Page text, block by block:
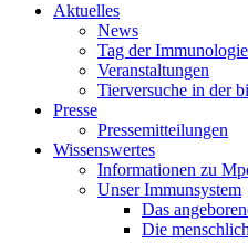
Aktuelles
News
Tag der Immunologie
Veranstaltungen
Tierversuche in der
Presse
Pressemitteilungen
Wissenswertes
Informationen zu
Unser Immunsystem
Das
Die